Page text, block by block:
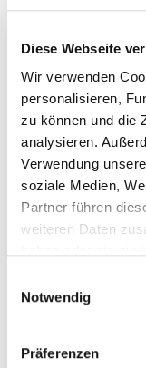
Diese Webseite
Wir verwenden
personalisieren,
zu können und die
analysieren.
Verwendung
soziale Medien,
Partner führen
weiteren Daten
Notwendig
Präferenzen
UNE SEULE
brûler les
Le vaste
(garantie 10 ans